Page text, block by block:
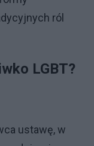
ról
LGBT?
ustawę, w